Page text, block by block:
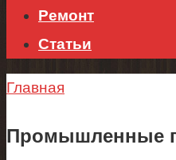
Ремонт
Статьи
Главная
Промышленные